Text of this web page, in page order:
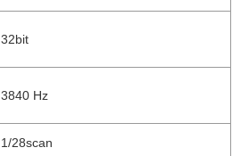
32bit
3840 Hz
1/28scan